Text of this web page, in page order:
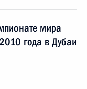
мира
года в Дубаи